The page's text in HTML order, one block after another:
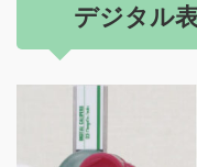
デジタル